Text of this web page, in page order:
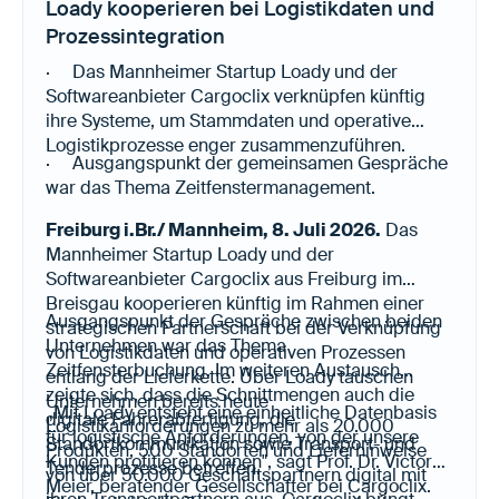
Loady kooperieren bei Logistikdaten und
Prozessintegration
· Das Mannheimer Startup Loady und der
Softwareanbieter Cargoclix verknüpfen künftig
ihre Systeme, um Stammdaten und operative
Logistikprozesse enger zusammenzuführen.
· Ausgangspunkt der gemeinsamen Gespräche
war das Thema Zeitfenstermanagement.
Freiburg i.Br./ Mannheim, 8. Juli 2026. Das
Mannheimer Startup Loady und der
Softwareanbieter Cargoclix aus Freiburg im
Breisgau kooperieren künftig im Rahmen einer
strategischen Partnerschaft bei der Verknüpfung
von Logistikdaten und operativen Prozessen
entlang der Lieferkette. Über Loady tauschen
Unternehmen bereits heute
Logistikanforderungen zu mehr als 20.000
Produkten, 500 Standorten und Lieferhinweise
von über 50.000 Geschäftspartnern digital mit
Ausgangspunkt der Gespräche zwischen beiden
Unternehmen war das Thema
Zeitfensterbuchung. Im weiteren Austausch
zeigte sich, dass die Schnittmengen auch die
digitale Fahrerabfertigung, die
Standortkommunikation sowie Transport- und
Tenderprozesse betreffen.
„Mit Loady entsteht eine einheitliche Datenbasis
für logistische Anforderungen, von der unsere
Kunden profitieren können", sagt Prof. Dr. Victor
Meier, beratender Gesellschafter bei Cargoclix.